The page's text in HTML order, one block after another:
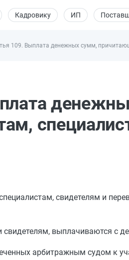
Кадровику ИП
109. Выплата денежных сумм,
свидетелям и
выплачиваются с
арбитражным судом к